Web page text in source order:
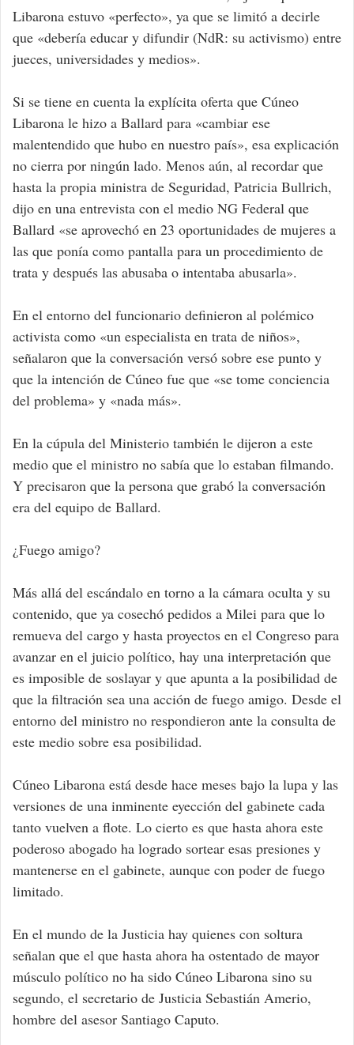
Libarona estuvo «perfecto», ya que se limitó a decirle
que «debería educar y difundir (NdR: su activismo) entre
jueces, universidades y medios».
Si se tiene en cuenta la explícita oferta que Cúneo
Libarona le hizo a Ballard para «cambiar ese
malentendido que hubo en nuestro país», esa explicación
no cierra por ningún lado. Menos aún, al recordar que
hasta la propia ministra de Seguridad, Patricia Bullrich,
dijo en una entrevista con el medio NG Federal que
Ballard «se aprovechó en 23 oportunidades de mujeres a
las que ponía como pantalla para un procedimiento de
trata y después las abusaba o intentaba abusarla».
En el entorno del funcionario definieron al polémico
activista como «un especialista en trata de niños»,
señalaron que la conversación versó sobre ese punto y
que la intención de Cúneo fue que «se tome conciencia
del problema» y «nada más».
En la cúpula del Ministerio también le dijeron a este
medio que el ministro no sabía que lo estaban filmando.
Y precisaron que la persona que grabó la conversación
era del equipo de Ballard.
¿Fuego amigo?
Más allá del escándalo en torno a la cámara oculta y su
contenido, que ya cosechó pedidos a Milei para que lo
remueva del cargo y hasta proyectos en el Congreso para
avanzar en el juicio político, hay una interpretación que
es imposible de soslayar y que apunta a la posibilidad de
que la filtración sea una acción de fuego amigo. Desde el
entorno del ministro no respondieron ante la consulta de
este medio sobre esa posibilidad.
Cúneo Libarona está desde hace meses bajo la lupa y las
versiones de una inminente eyección del gabinete cada
tanto vuelven a flote. Lo cierto es que hasta ahora este
poderoso abogado ha logrado sortear esas presiones y
mantenerse en el gabinete, aunque con poder de fuego
limitado.
En el mundo de la Justicia hay quienes con soltura
señalan que el que hasta ahora ha ostentado de mayor
músculo político no ha sido Cúneo Libarona sino su
segundo, el secretario de Justicia Sebastián Amerio,
hombre del asesor Santiago Caputo.